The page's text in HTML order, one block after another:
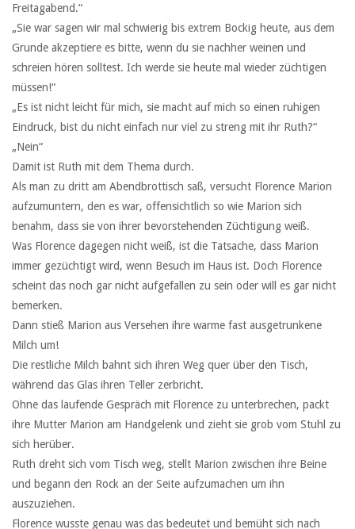
Freitagabend.“
„Sie war sagen wir mal schwierig bis extrem Bockig heute, aus dem
Grunde akzeptiere es bitte, wenn du sie nachher weinen und
schreien hören solltest. Ich werde sie heute mal wieder züchtigen
müssen!“
„Es ist nicht leicht für mich, sie macht auf mich so einen ruhigen
Eindruck, bist du nicht einfach nur viel zu streng mit ihr Ruth?“
„Nein“
Damit ist Ruth mit dem Thema durch.
Als man zu dritt am Abendbrottisch saß, versucht Florence Marion
aufzumuntern, den es war, offensichtlich so wie Marion sich
benahm, dass sie von ihrer bevorstehenden Züchtigung weiß.
Was Florence dagegen nicht weiß, ist die Tatsache, dass Marion
immer gezüchtigt wird, wenn Besuch im Haus ist. Doch Florence
scheint das noch gar nicht aufgefallen zu sein oder will es gar nicht
bemerken.
Dann stieß Marion aus Versehen ihre warme fast ausgetrunkene
Milch um!
Die restliche Milch bahnt sich ihren Weg quer über den Tisch,
während das Glas ihren Teller zerbricht.
Ohne das laufende Gespräch mit Florence zu unterbrechen, packt
ihre Mutter Marion am Handgelenk und zieht sie grob vom Stuhl zu
sich herüber.
Ruth dreht sich vom Tisch weg, stellt Marion zwischen ihre Beine
und begann den Rock an der Seite aufzumachen um ihn
auszuziehen.
Florence wusste genau was das bedeutet und bemüht sich nach